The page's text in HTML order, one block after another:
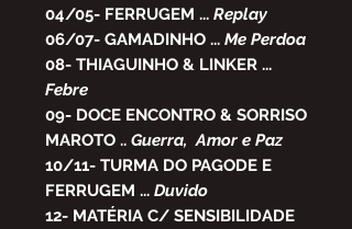
04/05- FERRUGEM ... Replay
06/07- GAMADINHO ... Me Perdoa
08- THIAGUINHO & LINKER ...
Febre
09- DOCE ENCONTRO & SORRISO
MAROTO .. Guerra, Amor e Paz
10/11- TURMA DO PAGODE E
FERRUGEM ... Duvido
12- MATÉRIA C/ SENSIBILIDADE